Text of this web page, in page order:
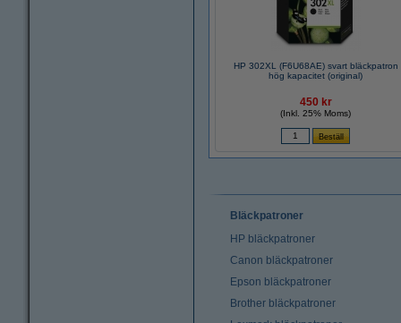
HP 302XL (F6U68AE) svart bläckpatron
hög kapacitet (original)
450 kr
(Inkl. 25% Moms)
Bläckpatroner
HP bläckpatroner
Canon bläckpatroner
Epson bläckpatroner
Brother bläckpatroner